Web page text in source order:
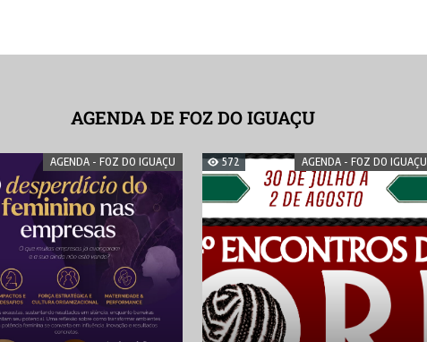
AGENDA DE FOZ DO IGUAÇU
AGENDA - FOZ DO IGUAÇU 572 AGENDA - FOZ DO IGUAÇU